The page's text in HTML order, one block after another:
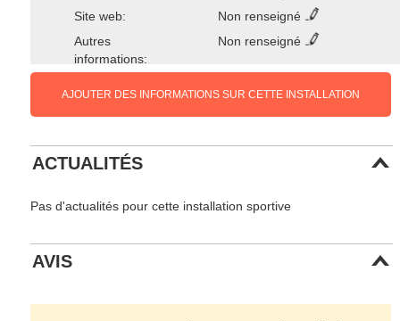
Site web:
Non renseigné
Autres
informations:
Non renseigné
AJOUTER DES INFORMATIONS SUR CETTE INSTALLATION
ACTUALITÉS
Pas d'actualités pour cette installation sportive
AVIS